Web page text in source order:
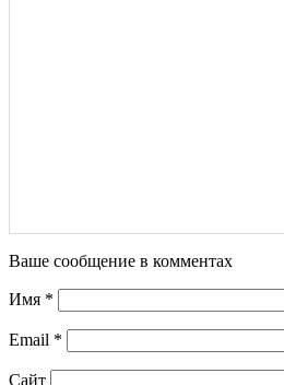
Ваше сообщение в комментах
Имя *
Email *
Сайт